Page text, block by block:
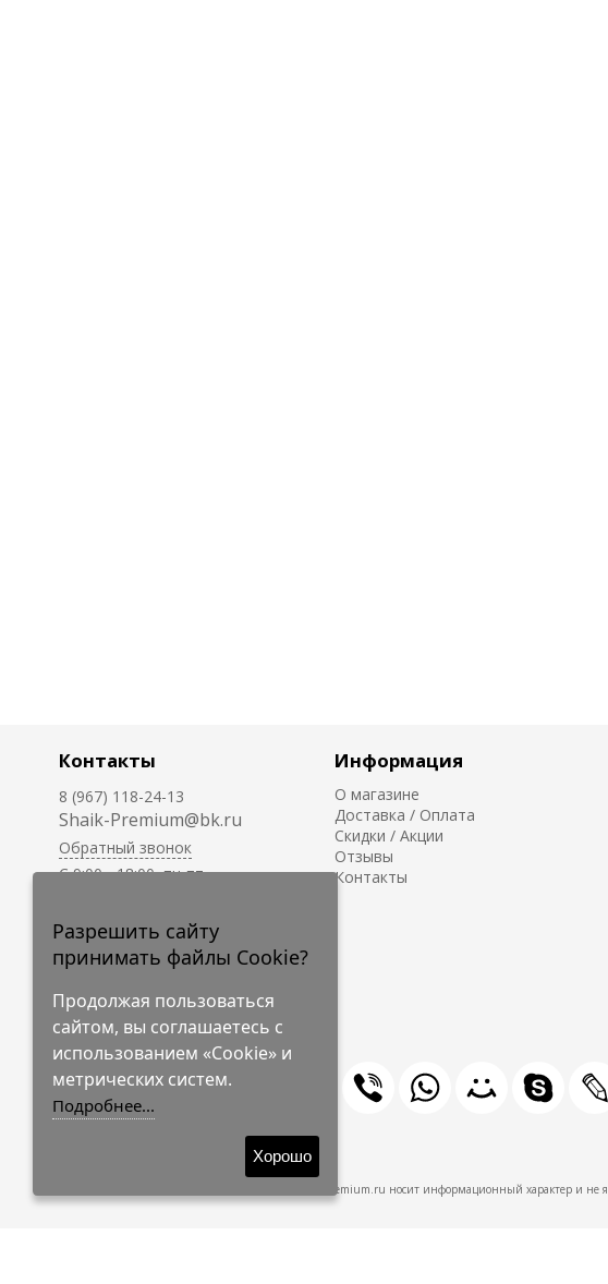
Контакты
8 (967) 118-24-13
Shaik-Premium@bk.ru
Обратный звонок
C 9:00 - 18:00, пн-пт
круглосуточно.
Информация
О магазине
Доставка / Оплата
Скидки / Акции
Отзывы
Контакты
© 2009-2026 Shaik-Premium
Shaik-Premium.ru носит информационный характер и не
Разрешить сайту
принимать файлы Cookie?
Продолжая пользоваться
сайтом, вы соглашаетесь с
использованием «Cookie» и
метрических систем.
Подробнее...
Хорошо